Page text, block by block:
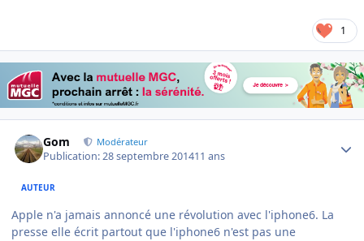
1
Gom Modérateur
Publication:28 septembre 201411 ans
AUTEUR
Apple n'a jamais annoncé une révolution avec l'iphone6. La
presse elle écrit partout que l'iphone6 n'est pas une